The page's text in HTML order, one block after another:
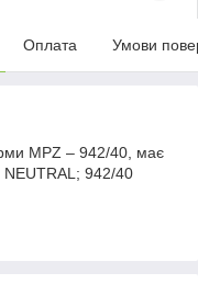
Оплата Умови
MPZ – 942/40, має
NEUTRAL; 942/40